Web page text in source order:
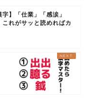
字】「仕業」「感涙」
これがサッと読めればカ